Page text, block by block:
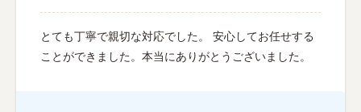
とても丁寧で親切な対応でした。 安心してお任せする
ことができました。本当にありがとうございました。